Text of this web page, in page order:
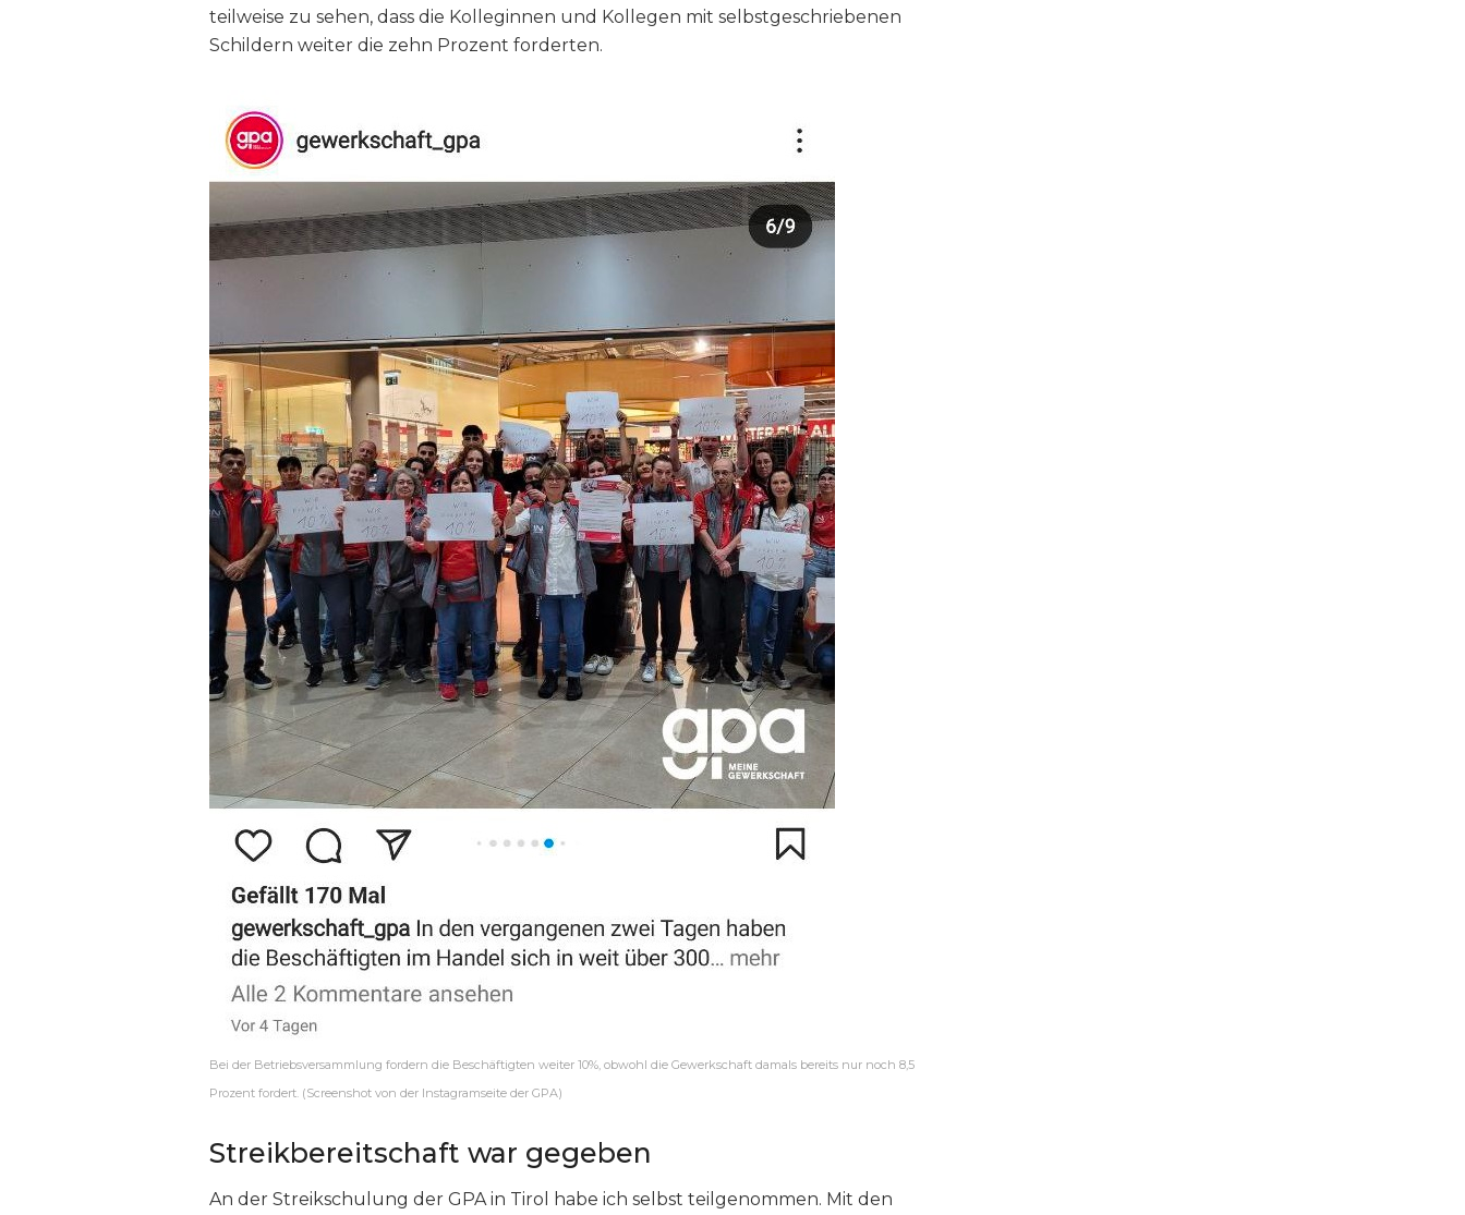
teilweise zu sehen, dass die Kolleginnen und Kollegen mit selbstgeschriebenen
Schildern weiter die zehn Prozent forderten.
Bei der Betriebsversammlung fordern die Beschäftigten weiter 10%, obwohl die Gewerkschaft damals bereits nur noch 8,5
Prozent fordert. (Screenshot von der Instagramseite der GPA)
Streikbereitschaft war gegeben
An der Streikschulung der GPA in Tirol habe ich selbst teilgenommen. Mit den